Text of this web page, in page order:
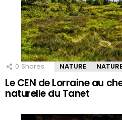
0 Shares NATURE
Le CEN de Lorraine au
naturelle du Tanet